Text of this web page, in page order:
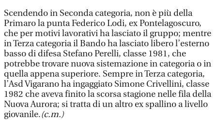
Scendendo in Seconda categoria, non è più della
Primaro la punta Federico Lodi, ex Pontelagoscuro,
che per motivi lavorativi ha lasciato il gruppo; mentre
in Terza categoria il Bando ha lasciato libero l’esterno
basso di difesa Stefano Perelli, classe 1981, che
potrebbe trovare nuova sistemazione in categoria o in
quella appena superiore. Sempre in Terza categoria,
l’Asd Vigarano ha ingaggiato Simone Crivellini, classe
1982 che aveva finito la scorsa stagione nelle fila della
Nuova Aurora; si tratta di un altro ex spallino a livello
giovanile.(c.m.)